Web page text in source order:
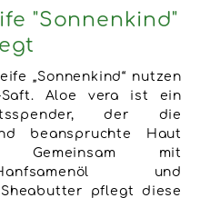
"Sonnenkind"
„Sonnenkind“ nutzen
Saft. Aloe vera ist ein
der die
beanspruchte Haut
Gemeinsam mit
und
pflegt diese